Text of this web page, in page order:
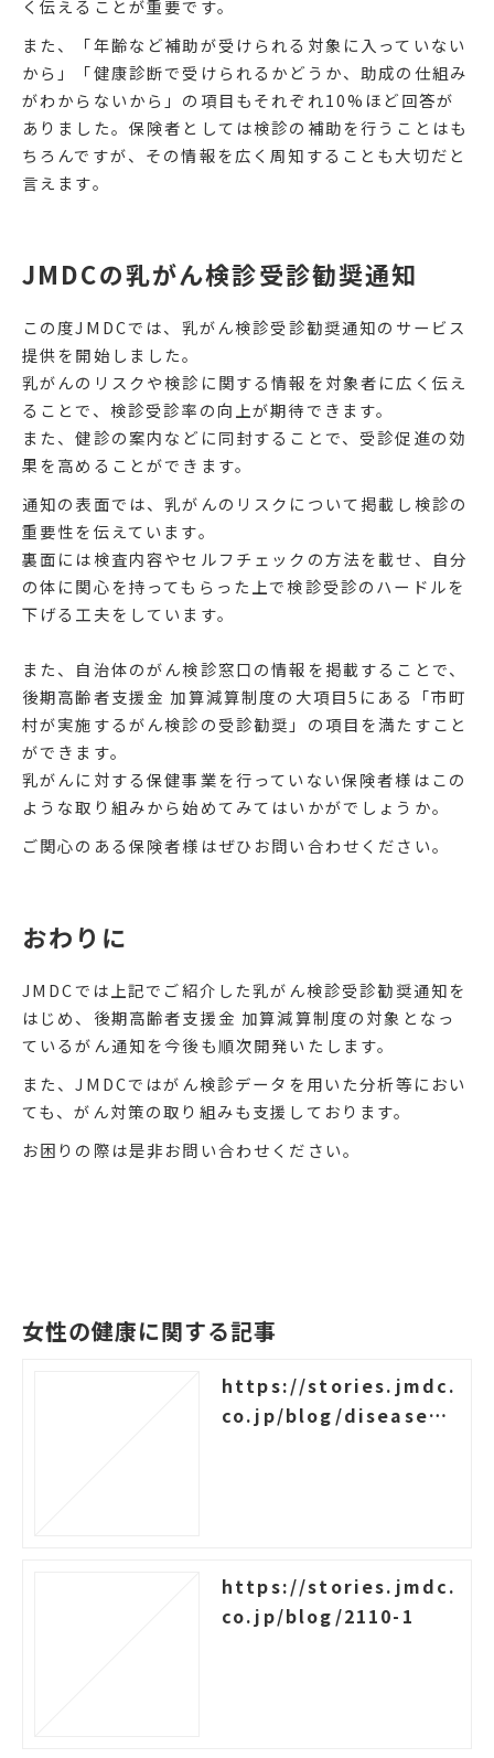
く伝えることが重要です。
また、「年齢など補助が受けられる対象に入っていない
から」「健康診断で受けられるかどうか、助成の仕組み
がわからないから」の項目もそれぞれ10%ほど回答が
ありました。保険者としては検診の補助を行うことはも
ちろんですが、その情報を広く周知することも大切だと
言えます。
JMDCの乳がん検診受診勧奨通知
この度JMDCでは、乳がん検診受診勧奨通知のサービス
提供を開始しました。
乳がんのリスクや検診に関する情報を対象者に広く伝え
ることで、検診受診率の向上が期待できます。
また、健診の案内などに同封することで、受診促進の効
果を高めることができます。
通知の表面では、乳がんのリスクについて掲載し検診の
重要性を伝えています。
裏面には検査内容やセルフチェックの方法を載せ、自分
の体に関心を持ってもらった上で検診受診のハードルを
下げる工夫をしています。
また、自治体のがん検診窓口の情報を掲載することで、
後期高齢者支援金 加算減算制度の大項目5にある「市町
村が実施するがん検診の受診勧奨」の項目を満たすこと
ができます。
乳がんに対する保健事業を行っていない保険者様はこの
ような取り組みから始めてみてはいかがでしょうか。
ご関心のある保険者様はぜひお問い合わせください。
おわりに
JMDCでは上記でご紹介した乳がん検診受診勧奨通知を
はじめ、後期高齢者支援金 加算減算制度の対象となっ
ているがん通知を今後も順次開発いたします。
また、JMDCではがん検診データを用いた分析等におい
ても、がん対策の取り組みも支援しております。
お困りの際は是非お問い合わせください。
女性の健康に関する記事
https://stories.jmdc.
co.jp/blog/disease_c
https://stories.jmdc.
co.jp/blog/2110-1